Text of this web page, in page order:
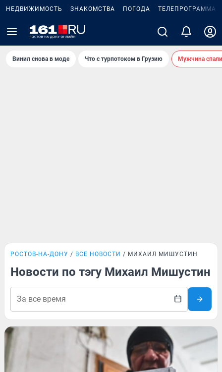
НЕДВИЖИМОСТЬ ЗНАКОМСТВА ПОГОДА ТЕЛЕПРОГРАММА
Винил снова в моде Что с турпотоком в Грузию Мужчина
РОСТОВ-НА-ДОНУ ВСЕ НОВОСТИ МИХАИЛ МИШУСТИН
Новости по тэгу Михаил Мишустин